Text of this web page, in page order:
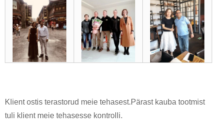
Klient ostis terastorud meie tehasest.Pärast kauba tootmist
tuli klient meie tehasesse kontrolli.